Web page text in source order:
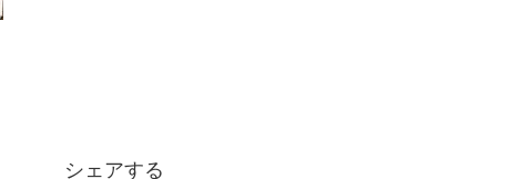
シェアする